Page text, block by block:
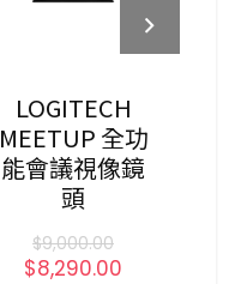
LOGITECH
MEETUP 全功
能會議視像鏡
頭
$9,000.00
$8,290.00